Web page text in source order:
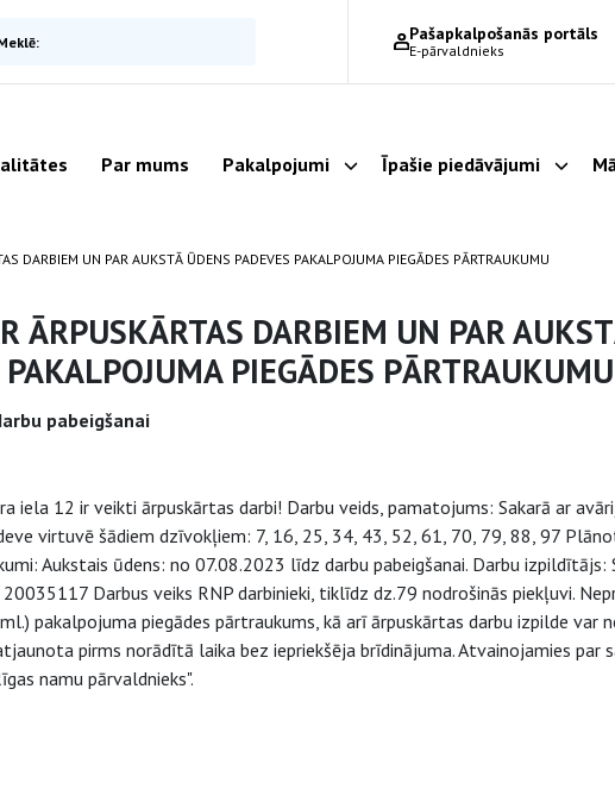
Pašapkalpošanās portāls
E-pārvaldnieks
Par mums Pakalpojumi Parādīt apakšizvēlni
Īpašie piedāvājumi
DARBIEM UN PAR AUKSTĀ ŪDENS PADEVES PAKALPOJUMA PIEGĀDES PĀRTRAUKUMU
ĀRPUSKĀRTAS DARBIEM UN PAR
PIEGĀDES PĀRTRAUKUMU
pabeigšanai
iela 12 ir veikti ārpuskārtas darbi! Darbu veids, pamatojums: Sakarā ar
virtuvē šādiem dzīvokļiem: 7, 16, 25, 34, 43, 52, 61, 70, 79, 88, 97
Aukstais ūdens: no 07.08.2023 līdz darbu pabeigšanai. Darbu izpildītājs:
Darbus veiks RNP darbinieki, tiklīdz dz.79 nodrošinās piekļuvi.
pakalpojuma piegādes pārtraukums, kā arī ārpuskārtas darbu izpilde var
pirms norādītā laika bez iepriekšēja brīdinājuma. Atvainojamies par
namu pārvaldnieks".